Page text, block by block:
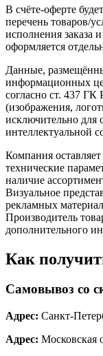
В счёте-оферте
перечень товаров/
исполнения заказа
оформляется
Данные,
информационных
согласно ст. 437
(изображения,
исключительно для
интеллектуальной
Компания
технические
наличие
Визуальное
рекламных
Производитель
дополнительного
Как
Самовывоз со
Адрес: Санкт-
Адрес: Московская